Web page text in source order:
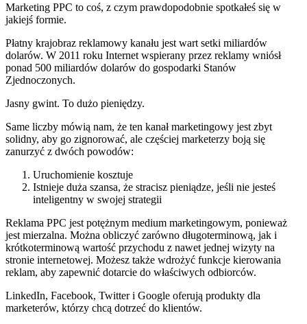
Marketing PPC to coś, z czym prawdopodobnie spotkałeś się w
jakiejś formie.
Płatny krajobraz reklamowy kanału jest wart setki miliardów
dolarów. W 2011 roku Internet wspierany przez reklamy wniósł
ponad 500 miliardów dolarów do gospodarki Stanów
Zjednoczonych.
Jasny gwint. To dużo pieniędzy.
Same liczby mówią nam, że ten kanał marketingowy jest zbyt
solidny, aby go zignorować, ale częściej marketerzy boją się
zanurzyć z dwóch powodów:
Uruchomienie kosztuje
Istnieje duża szansa, że stracisz pieniądze, jeśli nie jesteś
inteligentny w swojej strategii
Reklama PPC jest potężnym medium marketingowym, ponieważ
jest mierzalna. Można obliczyć zarówno długoterminową, jak i
krótkoterminową wartość przychodu z nawet jednej wizyty na
stronie internetowej. Możesz także wdrożyć funkcje kierowania
reklam, aby zapewnić dotarcie do właściwych odbiorców.
LinkedIn, Facebook, Twitter i Google oferują produkty dla
marketerów, którzy chcą dotrzeć do klientów.